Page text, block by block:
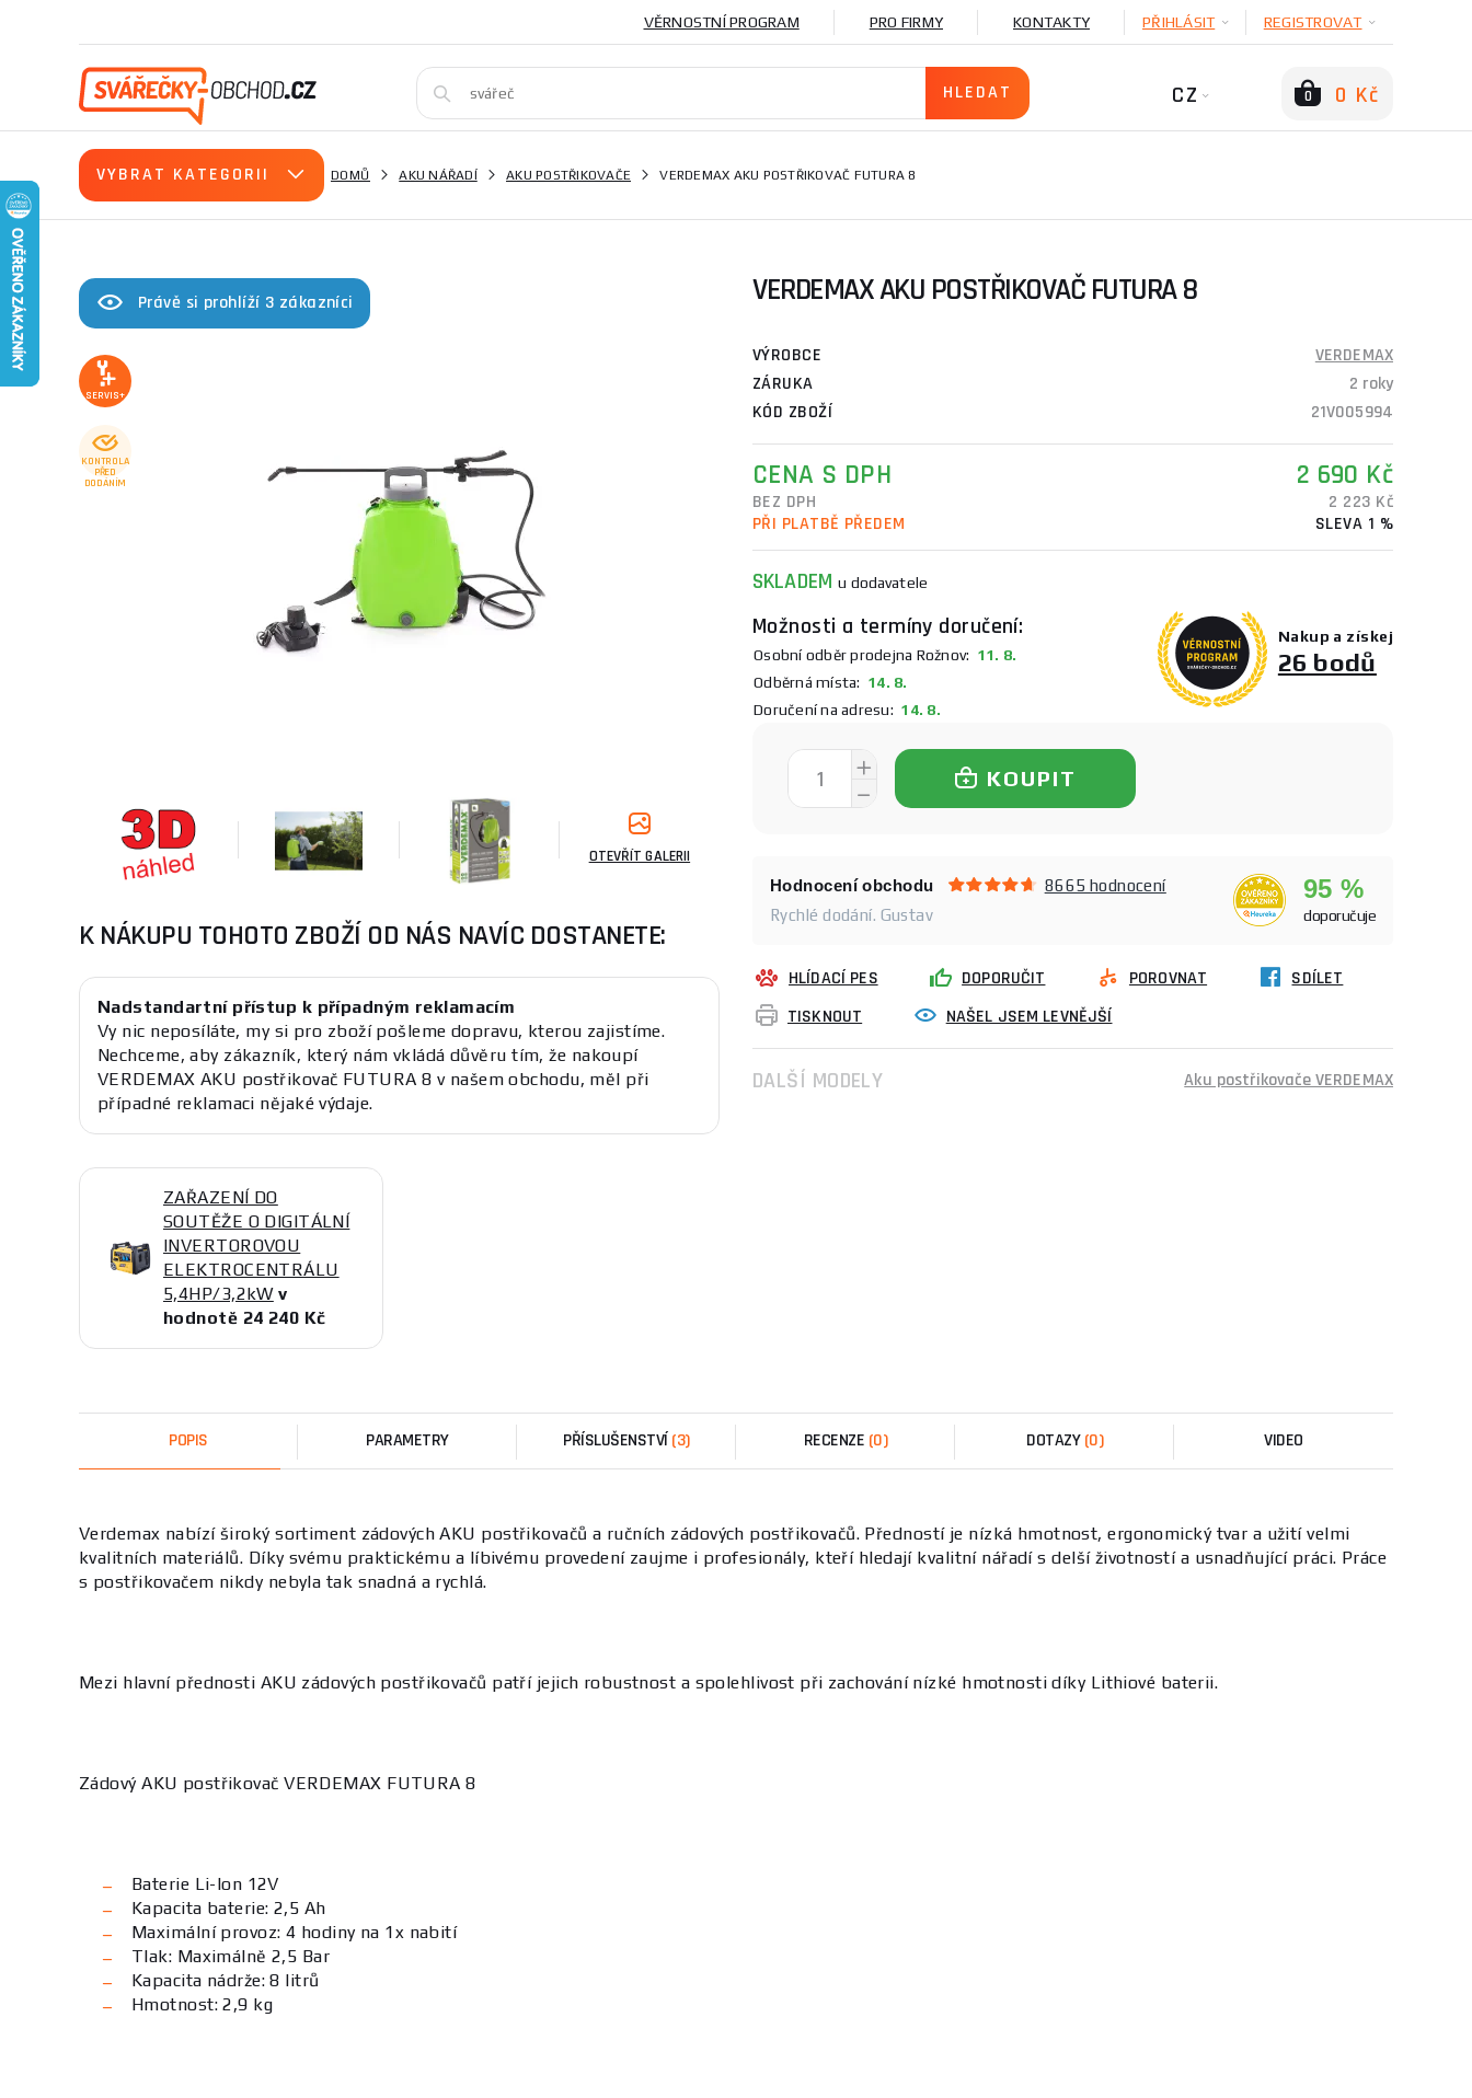
VĚRNOSTNÍ PROGRAM PRO FIRMY KONTAKTY PŘIHLÁSIT REGISTROVAT
CZ 0 0 Kč
VYBRAT KATEGORII DOMŮ AKU NÁŘADÍ AKU POSTŘIKOVAČE VERDEMAX AKU POSTŘIKOVAČ FUTURA 8
Právě si prohlíží 3 zákazníci
SERVIS+
KONTROLA
PŘED
DODÁNÍM
OTEVŘÍT GALERII
K NÁKUPU TOHOTO ZBOŽÍ OD NÁS NAVÍC DOSTANETE:
Nadstandartní přístup k případným reklamacím
Vy nic neposíláte, my si pro zboží pošleme dopravu, kterou zajistíme.
Nechceme, aby zákazník, který nám vkládá důvěru tím, že nakoupí
VERDEMAX AKU postřikovač FUTURA 8 v našem obchodu, měl při
případné reklamaci nějaké výdaje.
ZAŘAZENÍ DO
SOUTĚŽE O DIGITÁLNÍ
INVERTOROVOU
ELEKTROCENTRÁLU
5,4HP/3,2kW v
hodnotě 24 240 Kč
VERDEMAX AKU POSTŘIKOVAČ FUTURA 8
VÝROBCE
VERDEMAX
ZÁRUKA
2 roky
KÓD ZBOŽÍ
21V005994
CENA S DPH 2 690 Kč
BEZ DPH
2 223 Kč
PŘI PLATBĚ PŘEDEM
SLEVA 1 %
SKLADEMu dodavatele
Možnosti a termíny doručení:
Osobní odběr prodejna Rožnov: 11. 8.
Odběrná místa: 14. 8.
Doručení na adresu: 14. 8.
Nakup a získej
26 bodů
KOUPIT
Hodnocení obchodu
8665 hodnocení
Rychlé dodání. Gustav
95 %
doporučuje
HLÍDACÍ PES DOPORUČIT POROVNAT
SDÍLET
TISKNOUT
NAŠEL JSEM LEVNĚJŠÍ
DALŠÍ MODELY Aku postřikovače VERDEMAX
POPIS PARAMETRY PŘÍSLUŠENSTVÍ(3) RECENZE (0) DOTAZY (0) VIDEO
Verdemax nabízí široký sortiment zádových AKU postřikovačů a ručních zádových postřikovačů. Předností je nízká hmotnost, ergonomický tvar a užití velmi
kvalitních materiálů. Díky svému praktickému a líbivému provedení zaujme i profesionály, kteří hledají kvalitní nářadí s delší životností a usnadňující práci. Práce
s postřikovačem nikdy nebyla tak snadná a rychlá.
Mezi hlavní přednosti AKU zádových postřikovačů patří jejich robustnost a spolehlivost při zachování nízké hmotnosti díky Lithiové baterii.
Zádový AKU postřikovač VERDEMAX FUTURA 8
Baterie Li-Ion 12V
Kapacita baterie: 2,5 Ah
Maximální provoz: 4 hodiny na 1x nabití
Tlak: Maximálně 2,5 Bar
Kapacita nádrže: 8 litrů
Hmotnost: 2,9 kg